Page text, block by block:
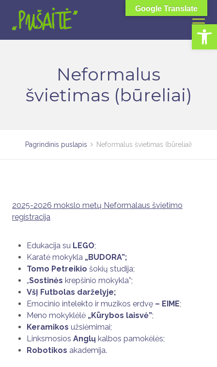
Open toolbar
content
Neformalus
švietimas (būreliai)
Pagrindinis puslapis Neformalus švietimas (būreliai)
2025-2026 mokslo metų Neformalaus švietimo
registracija
Edukacija su LEGO;
Karatė mokykla „BUDORA”;
Tomo Petreikio šokių studija;
„Sostinės krepšinio mokykla”;
VšĮ Futbolas darželyje;
Emocinio intelekto ir muzikos erdvę – EIME;
Meno mokyklėlė „Kūrybos laisvė”;
Keramikos užsiėmimai;
Linksmosios Anglų kalbos pamokėlės;
Robotikos akademija.
Google Translate